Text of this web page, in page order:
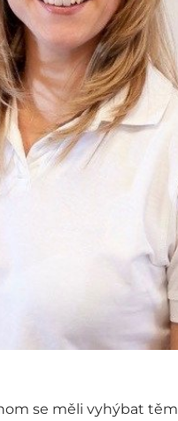
se měli vyhýbat těm